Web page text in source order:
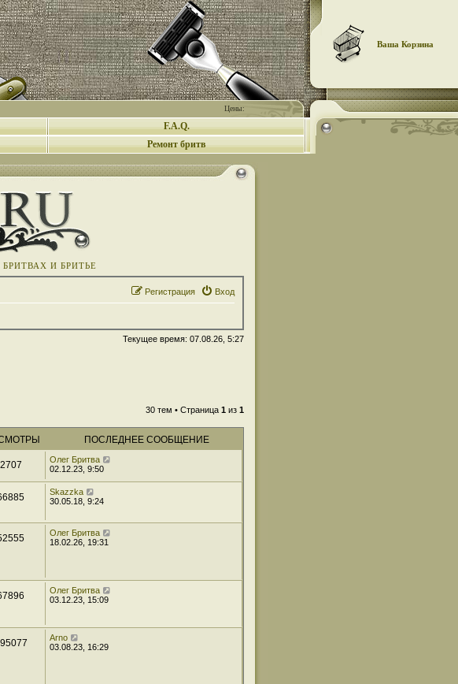
Цены:
Ваша Корзина
F.A.Q.
Ремонт бритв
И БРИТЬЕ
Вход
Регистрация
Текущее время: 07.08.26, 5:27
30 тем • Страница 1 из 1
ПОСЛЕДНЕЕ СООБЩЕНИЕ
Олег Бритва
02.12.23, 9:50
Skazzka
30.05.18, 9:24
Олег Бритва
18.02.26, 19:31
Олег Бритва
03.12.23, 15:09
Arno
03.08.23, 16:29